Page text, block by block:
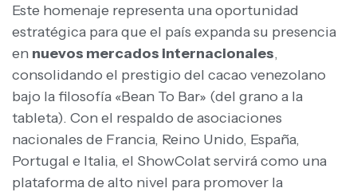
Este homenaje representa una oportunidad
estratégica para que el país expanda su presencia
en nuevos mercados internacionales,
consolidando el prestigio del cacao venezolano
bajo la filosofía «Bean To Bar» (del grano a la
tableta). Con el respaldo de asociaciones
nacionales de Francia, Reino Unido, España,
Portugal e Italia, el ShowColat servirá como una
plataforma de alto nivel para promover la